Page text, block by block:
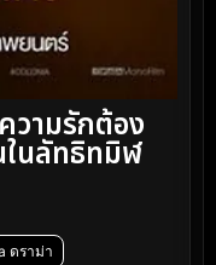
วามรักต้อง
นลัทธิทมิฬ
ดราม่า